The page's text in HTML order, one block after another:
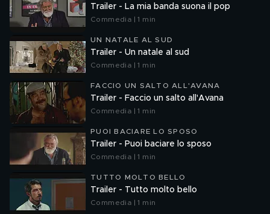
Trailer - La mia banda suona il pop
Commedia | 1 min
UN NATALE AL SUD
Trailer - Un natale al sud
Commedia | 1 min
FACCIO UN SALTO ALL'AVANA
Trailer - Faccio un salto all'Avana
Commedia | 1 min
PUOI BACIARE LO SPOSO
Trailer - Puoi baciare lo sposo
Commedia | 1 min
TUTTO MOLTO BELLO
Trailer - Tutto molto bello
Commedia | 1 min